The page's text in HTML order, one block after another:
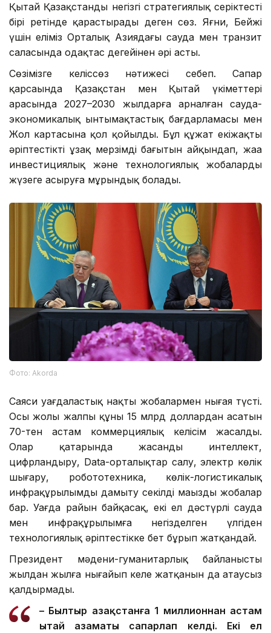
Қытай Қазақстанды негізгі стратегиялық серіктестің
бірі ретінде қарастырады деген сөз. Яғни, Бейжің
үшін еліміз Орталық Азиядағы сауда мен транзит
саласында одақтас деңгейінен әрі асты.
Сөзімізге келіссөз нәтижесі себеп. Сапар
қарсаңында Қазақстан мен Қытай үкіметтері
арасында 2027–2030 жылдарға арналған сауда-
экономикалық ынтымақтастық бағдарламасы мен
Жол картасына қол қойылды. Бұл құжат екіжақты
әріптестіктің ұзақ мерзімді бағытын айқындап, жаңа
инвестициялық және технологиялық жобаларды
жүзеге асыруға мұрындық болады.
Фото: Аkorda
Саяси уағдаластық нақты жобалармен нығая түсті.
Осы жолы жалпы құны 15 млрд доллардан асатын
70-тен астам коммерциялық келісім жасалды.
Олар қатарында жасанды интеллект,
цифрландыру, Data-орталықтар салу, электр көлік
шығару, робототехника, көлік-логистикалық
инфрақұрылымды дамыту секілді маңызды жобалар
бар. Уағда райын байқасақ, екі ел дәстүрлі сауда
мен инфрақұрылымға негізделген үлгіден
технологиялық әріптестікке бет бұрып жатқандай.
Президент мәдени-гуманитарлық байланыстың
жылдан жылға нығайып келе жатқанын да атаусыз
қалдырмады.
– Былтыр Қазақстанға 1 миллионнан астам
Қытай азаматы сапарлап келді. Екі ел